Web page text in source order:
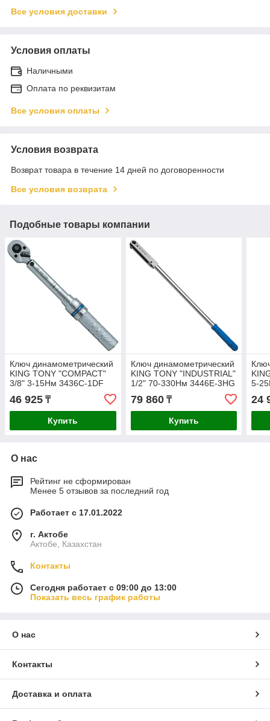
Все условия доставки
Условия оплаты
Наличными
Оплата по реквизитам
Все условия оплаты
Условия возврата
Возврат товара в течение 14 дней по договоренности
Все условия возврата
Подобные товары компании
Ключ динамометрический
KING TONY "COMPACT"
3/8" 3-15Нм 3436C-1DF
46 925 ₸
Купить
Ключ динамометрический
KING TONY "INDUSTRIAL"
1/2" 70-330Нм 3446E-3HG
79 860₸
Купить
5-
24
О нас
Рейтинг не сформирован
Менее 5 отзывов за последний год
Работает с 17.01.2022
г. Актобе
Актобе, Казахстан
Контакты
Сегодня работает с 09:00 до 13:00
Показать весь график работы
О нас
Контакты
Доставка и оплата